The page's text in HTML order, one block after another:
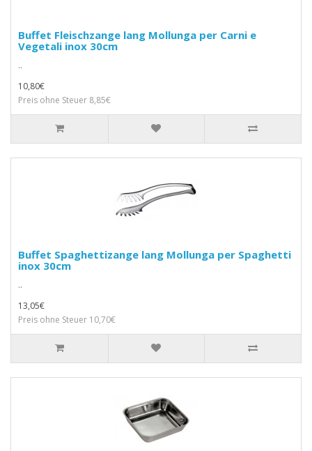
Buffet Fleischzange lang Mollunga per Carni e
Vegetali inox 30cm
..
10,80€
Preis ohne Steuer 8,85€
Buffet Spaghettizange lang Mollunga per Spaghetti
inox 30cm
..
13,05€
Preis ohne Steuer 10,70€